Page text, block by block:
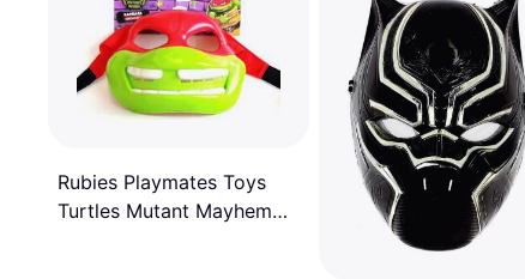
Rubies Playmates Toys
Turtles Mutant Mayhem